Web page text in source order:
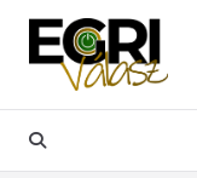
Skip
content